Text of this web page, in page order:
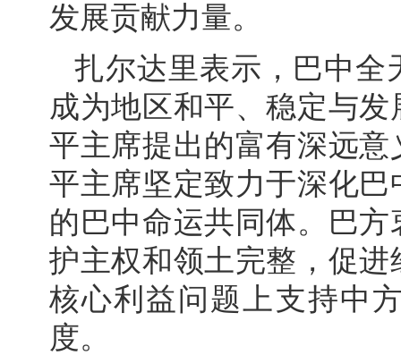
发展贡献力量。
扎尔达里表示，巴中全
成为地区和平、稳定与
平主席提出的富有深远
平主席坚定致力于深化
的巴中命运共同体。巴
护主权和领土完整，促
核心利益问题上支持中
度。